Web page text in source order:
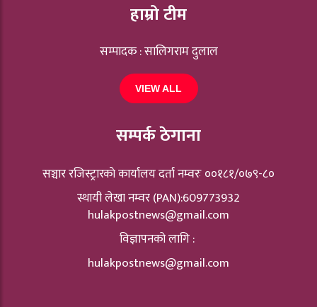
हाम्रो टीम
सम्पादक : सालिगराम दुलाल
VIEW ALL
सम्पर्क ठेगाना
सञ्चार रजिस्ट्रारकाे कार्यालय दर्ता नम्वरः ००१८१/०७९-८०
स्थायी लेखा नम्वर (PAN):609773932
hulakpostnews@gmail.com
विज्ञापनको लागि :
hulakpostnews@gmail.com